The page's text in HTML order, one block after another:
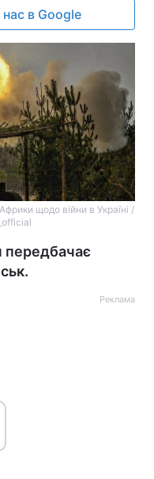
нас в Google
щодо війни в Україні /
передбачає
Реклама